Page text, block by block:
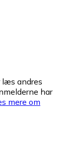
læs andres
har
mere om